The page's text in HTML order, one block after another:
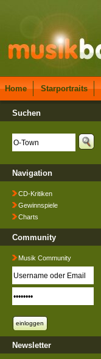
Home Starportraits
Suchen
Navigation
CD-Kritiken
Gewinnspiele
Charts
Community
Musik Community
Newsletter